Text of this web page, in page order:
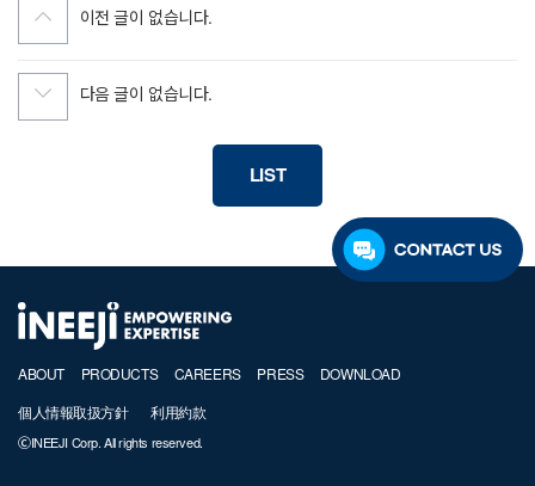
이전 글이 없습니다.
다음 글이 없습니다.
LIST
ABOUT PRODUCTS CAREERS PRESS DOWNLOAD
個人情報取扱方針 利用約款
ⒸINEEJI Corp. All rights reserved.